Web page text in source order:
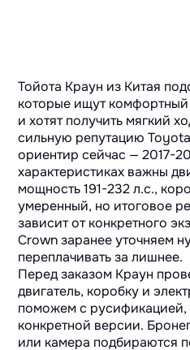
Тойота Краун из Китая
которые ищут комфортный
и хотят получить мягкий
сильную репутацию
ориентир сейчас — 2017-
характеристиках важны
мощность 191-232 л.с.,
умеренный, но итоговое
зависит от конкретного
Crown заранее уточняем
переплачивать за лишнее.
Перед заказом Краун
двигатель, коробку и
поможем с русификацией,
конкретной версии.
или камера подбираются